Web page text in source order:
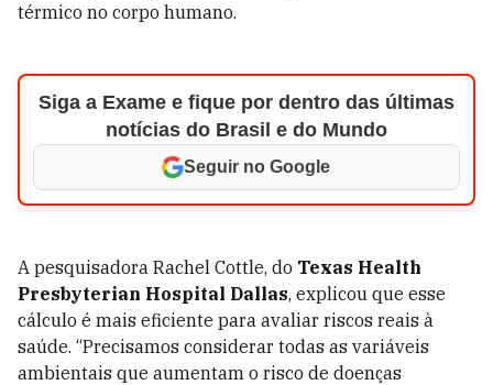
térmico no corpo humano.
Siga a Exame e fique por dentro das últimas
notícias do Brasil e do Mundo
Seguir no Google
A pesquisadora Rachel Cottle, do Texas Health
Presbyterian Hospital Dallas, explicou que esse
cálculo é mais eficiente para avaliar riscos reais à
saúde. “Precisamos considerar todas as variáveis
ambientais que aumentam o risco de doenças